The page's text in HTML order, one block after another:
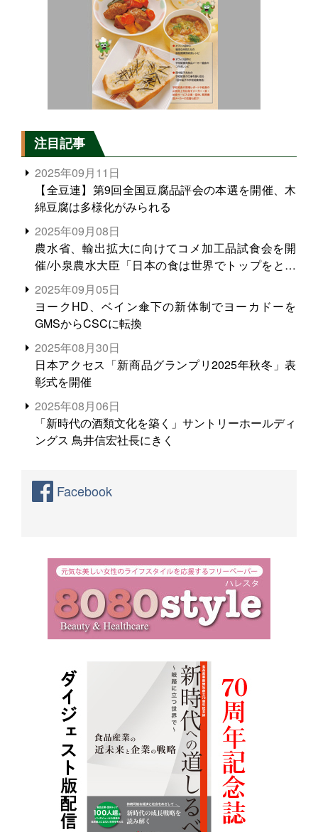
注目記事
2025年09月11日
【全豆連】第9回全国豆腐品評会の本選を開催、木
綿豆腐は多様化がみられる
2025年09月08日
農水省、輸出拡大に向けてコメ加工品試食会を開
催/小泉農水大臣「日本の食は世界でトップをとれ
る。米増産に向けて、米輸出需要の拡大を」
2025年09月05日
ヨークHD、ベイン傘下の新体制でヨーカドーを
GMSからCSCに転換
2025年08月30日
日本アクセス「新商品グランプリ2025年秋冬」表
彰式を開催
2025年08月06日
「新時代の酒類文化を築く」サントリーホールディ
ングス 鳥井信宏社長にきく
Facebook